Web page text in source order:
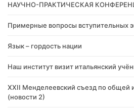
НАУЧНО-ПРАКТИЧЕСКАЯ
Примерные вопросы вступительных
Язык – гордость нации
Наш институт визит итальянский
XXII Менделеевский съезд по общей
(новости 2)